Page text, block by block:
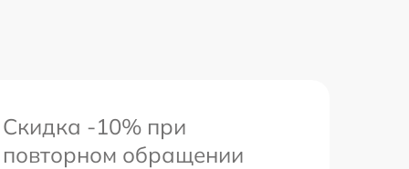
Скидка -10% при
повторном обращении